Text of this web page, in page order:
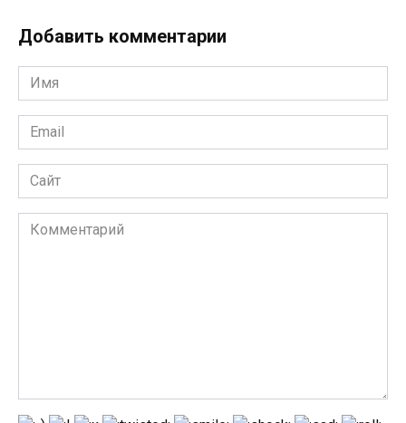
Добавить комментарии
Имя
*
Email
*
Сайт
Комментарий